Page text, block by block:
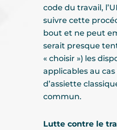
code du travail,
suivre cette
bout et ne peut
serait presque
« choisir ») les
applicables au
d’assiette
commun.
Lutte contre le